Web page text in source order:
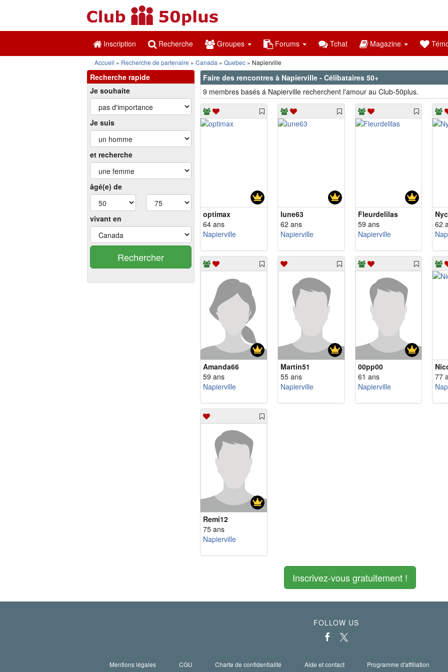
Inscription Recherche Groupes Forums Tchat Magazine
Accueil Recherche de partenaire Canada Quebec Napierville
Recherche rapide
Je souhaite
Je suis
et recherche
âgé(e) de
vivant en
Rechercher
Faire des rencontres à Napierville - Célibataires 50+
9 membres basés á Napierville recherchent l'amour au Club-50plus.
optimax
64 ans
Napierville
lune63
62 ans
Napierville
Fleurdelilas
59 ans
Napierville
62
Amanda66
59 ans
Napierville
Martin51
55 ans
Napierville
00pp00
61 ans
Napierville
77
Remi12
75 ans
Napierville
Inscrivez-vous gratuitement !
FOLLOW US
Mentions légales CGU Charte de confidentialité Aide et contact Programme d'affiliation